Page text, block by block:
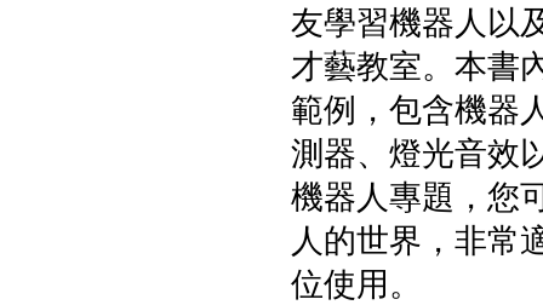
友學習機器人以
才藝教室。本書
範例，包含機器
測器、燈光音效
機器人專題，您
人的世界，非常
位使用。